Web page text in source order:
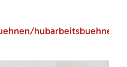
hubarbeitsbuehnen/